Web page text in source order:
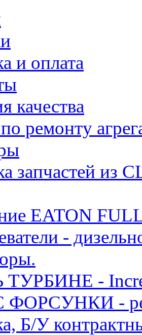
и оплата
качества
ремонту
запчастей
EATON
-
-
-
Б/У